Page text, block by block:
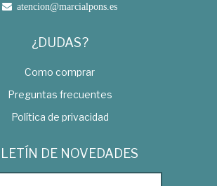
atencion@marcialpons.es
¿DUDAS?
Como comprar
Preguntas frecuentes
Política de privacidad
DE NOVEDADES